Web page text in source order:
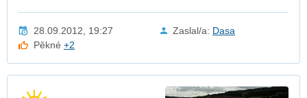
28.09.2012, 19:27 Zaslal/a: Dasa
Pěkné+2